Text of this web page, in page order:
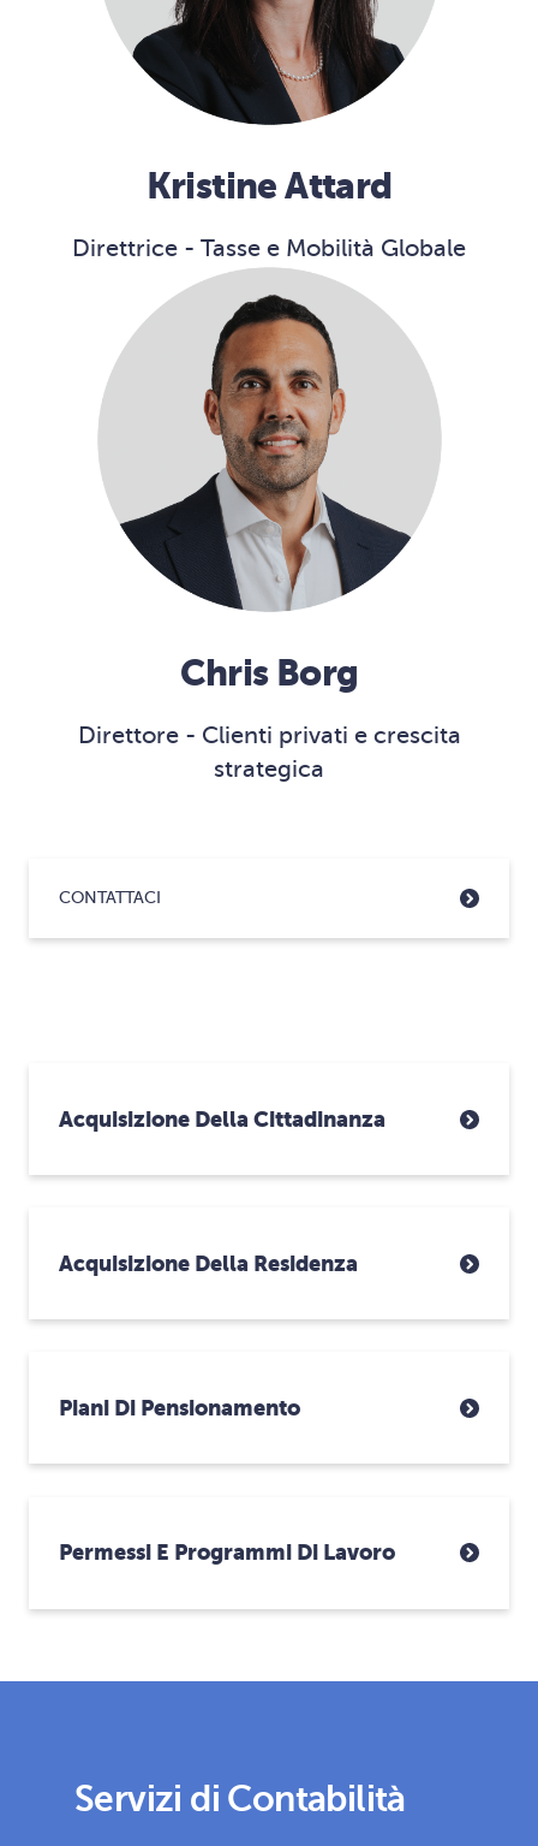
Kristine Attard
Direttrice - Tasse e Mobilità Globale
Chris Borg
Direttore - Clienti privati e crescita
strategica
CONTATTACI
Acquisizione Della Cittadinanza
Acquisizione Della Residenza
Piani Di Pensionamento
Permessi E Programmi Di Lavoro
Servizi di Contabilità